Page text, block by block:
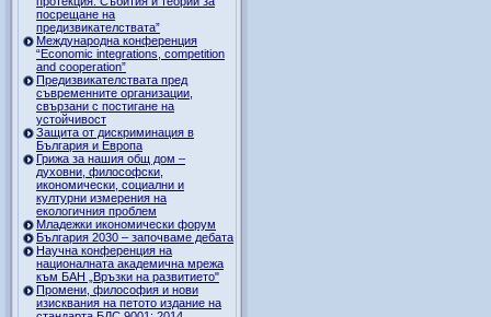
посрещане на
предизвикателствата”
Международна конференция
“Economic integrations, competition
and cooperation”
Предизвикателствата пред
съвременните организации,
свързани с постигане на
устойчивост
Защита от дискриминация в
България и Европа
Грижа за нашия общ дом –
духовни, философски,
икономически, социални и
културни измерения на
екологичния проблем
Младежки икономически форум
България 2030 – започваме дебата
Научна конференция на
националната академична мрежа
към БАН „Връзки на развитието"
Промени, философия и нови
изисквания на петото издание на